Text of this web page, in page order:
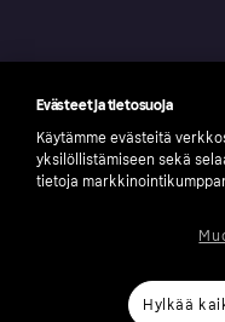
number: 556737-0431
Evästeet ja tietosuoja
Käytämme evästeitä
yksilöllistämiseen sekä
tietoja
Hylkää